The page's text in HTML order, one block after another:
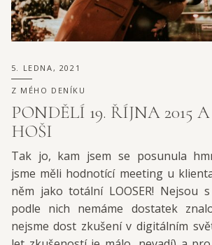
5. LEDNA, 2021
Z MÉHO DENÍKU
PONDĚLÍ 19. ŘÍJNA 2015
HOŠI
Tak jo, kam jsem se posunula
jsme měli hodnotící meeting u
něm jako totální LOOSER! Nejsou
podle nich nemáme dostatek
nejsme dost zkušení v digitálním